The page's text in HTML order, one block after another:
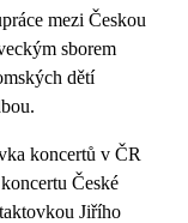
mezi Českou
sborem
dětí
koncertů v ČR
České
Jiřího